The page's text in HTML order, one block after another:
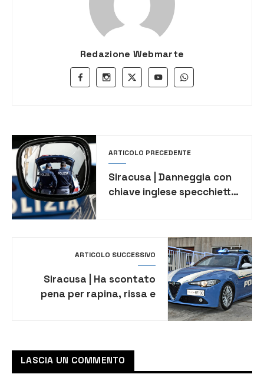
Redazione Webmarte
ARTICOLO PRECEDENTE
Siracusa | Danneggia con
chiave inglese specchietto
ARTICOLO SUCCESSIVO
Siracusa | Ha scontato
pena per rapina, rissa e
LASCIA UN COMMENTO